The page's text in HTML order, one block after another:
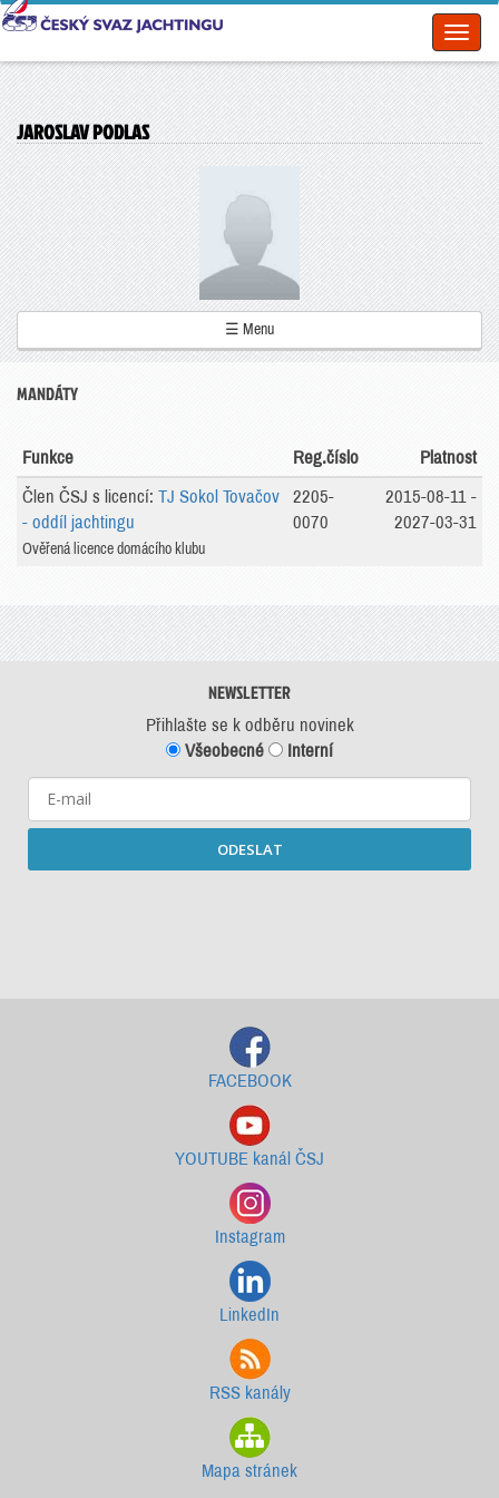
JAROSLAV PODLAS
☰ Menu
MANDÁTY
Funkce Reg.číslo Platnost
Člen ČSJ s licencí: TJ Sokol Tovačov
- oddíl jachtingu
Ověřená licence domácího klubu
2205-
0070
2015-08-11 -
2027-03-31
NEWSLETTER
Přihlašte se k odběru novinek
Všeobecné
Interní
ODESLAT
FACEBOOK
YOUTUBE kanál ČSJ
Instagram
LinkedIn
RSS kanály
Mapa stránek